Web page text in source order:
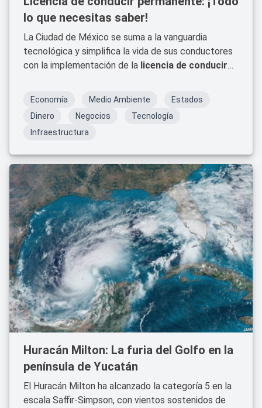
lo que necesitas saber!
La Ciudad de México se suma a la vanguardia
tecnológica y simplifica la vida de sus conductores
con la implementación de la licencia de conducir
automovilistas capitalinos podrán olvidarse de las
comodidad al volante.
Economía Medio Ambiente
Estados
Dinero
Negocios
Tecnología
Infraestructura
Huracán Milton: La furia del Golfo en la
península de Yucatán
El Huracán Milton ha alcanzado la categoría 5 en la
escala Saffir-Simpson, con vientos sostenidos de